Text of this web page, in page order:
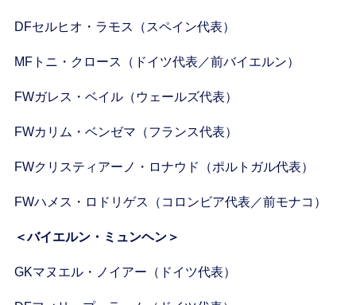
DFセルヒオ・ラモス（スペイン代表）
MFトニ・クロース（ドイツ代表／前バイエルン）
FWガレス・ベイル（ウェールズ代表）
FWカリム・ベンゼマ（フランス代表）
FWクリスティアーノ・ロナウド（ポルトガル代表）
FWハメス・ロドリゲス（コロンビア代表／前モナコ）
＜バイエルン・ミュンヘン＞
GKマヌエル・ノイアー（ドイツ代表）